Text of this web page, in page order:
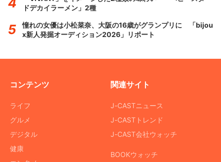
ドデカイラーメン」2種
憧れの女優は小松菜奈、大阪の16歳がグランプリに 「bijou
x新人発掘オーディション2026」リポート
コンテンツ
ライフ
グルメ
デジタル
健康
関連サイト
J-CASTニュース
J-CASTトレンド
J-CAST会社ウォッチ
BOOKウォッチ